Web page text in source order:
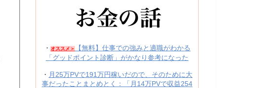
・ オススメ＞
【無料】仕事での強みと適職がわかる
「グッドポイント診断」がかなり参考になった
・ 月25万PVで191万円稼いだので、そのために大
事だったことまとめとく：「月14万PVで収益254